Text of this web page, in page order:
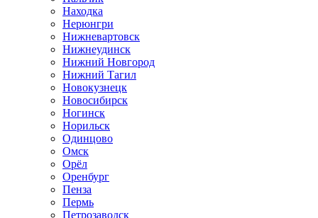
Находка
Нерюнгри
Нижневартовск
Нижнеудинск
Нижний Новгород
Нижний Тагил
Новокузнецк
Новосибирск
Ногинск
Норильск
Одинцово
Омск
Орёл
Оренбург
Пенза
Пермь
Петрозаводск